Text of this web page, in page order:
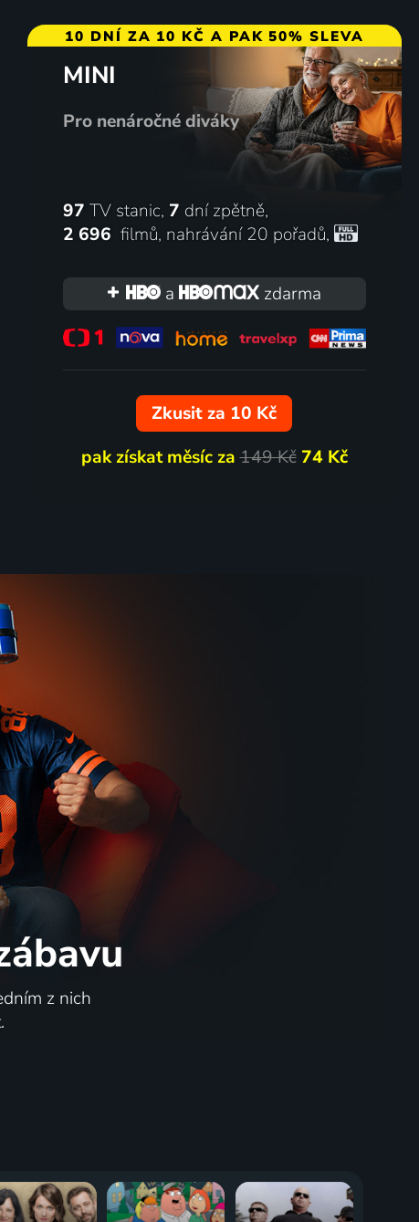
10 DNÍ ZA 10 KČ A PAK 50% SLEVA
MINI
Pro nenáročné diváky
97 TV stanic, 7 dní zpětně,
2 696 filmů, nahrávání 20 pořadů,
a zdarma
Zkusit za 10 Kč
pak získat měsíc za149 Kč 74 Kč
z nich